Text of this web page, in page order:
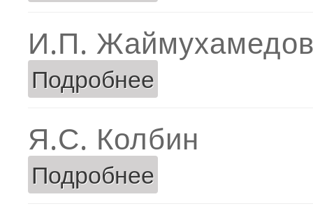
И.П.
Подробнее
Я.С. Колбин
Подробнее